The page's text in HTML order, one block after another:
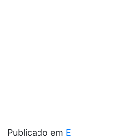
Publicado em E